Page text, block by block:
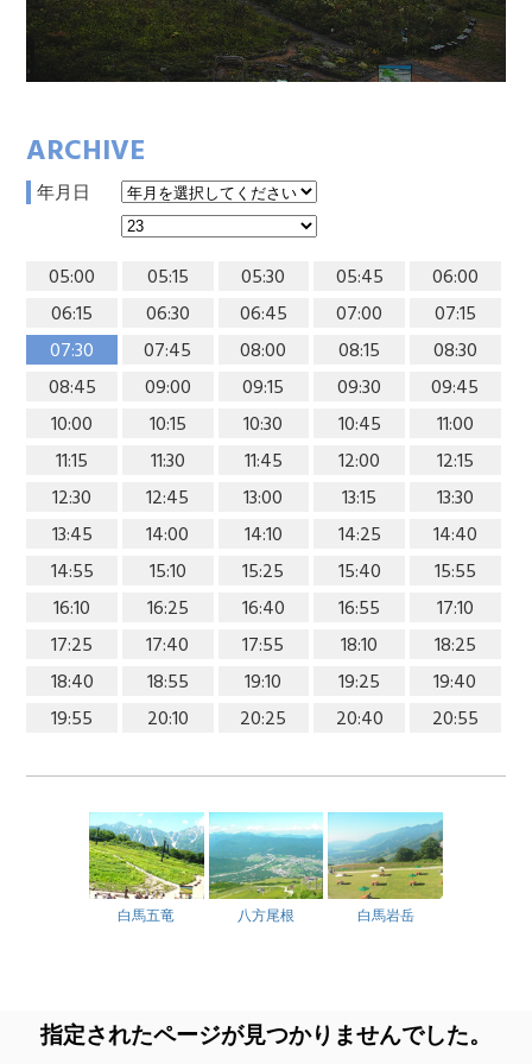
ARCHIVE
年月日
05:00 05:15 05:30 05:45
06:00
06:15
06:30 06:45 07:00
07:15
07:30
07:45 08:00 08:15
08:30
08:45
09:00 09:15 09:30
09:45
10:00
10:15 10:30 10:45
11:00
11:15
11:30 11:45 12:00
12:15
12:30
12:45 13:00 13:15
13:30
13:45
14:00 14:10 14:25
14:40
14:55
15:10 15:25 15:40
15:55
16:10
16:25 16:40 16:55
17:10
17:25
17:40 17:55 18:10
18:25
18:40
18:55 19:10 19:25
19:40
19:55
20:10 20:25 20:40 20:55
白馬五竜 八方尾根 白馬岩岳